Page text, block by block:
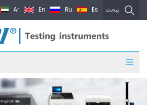
يبحث Ar En Ru Es